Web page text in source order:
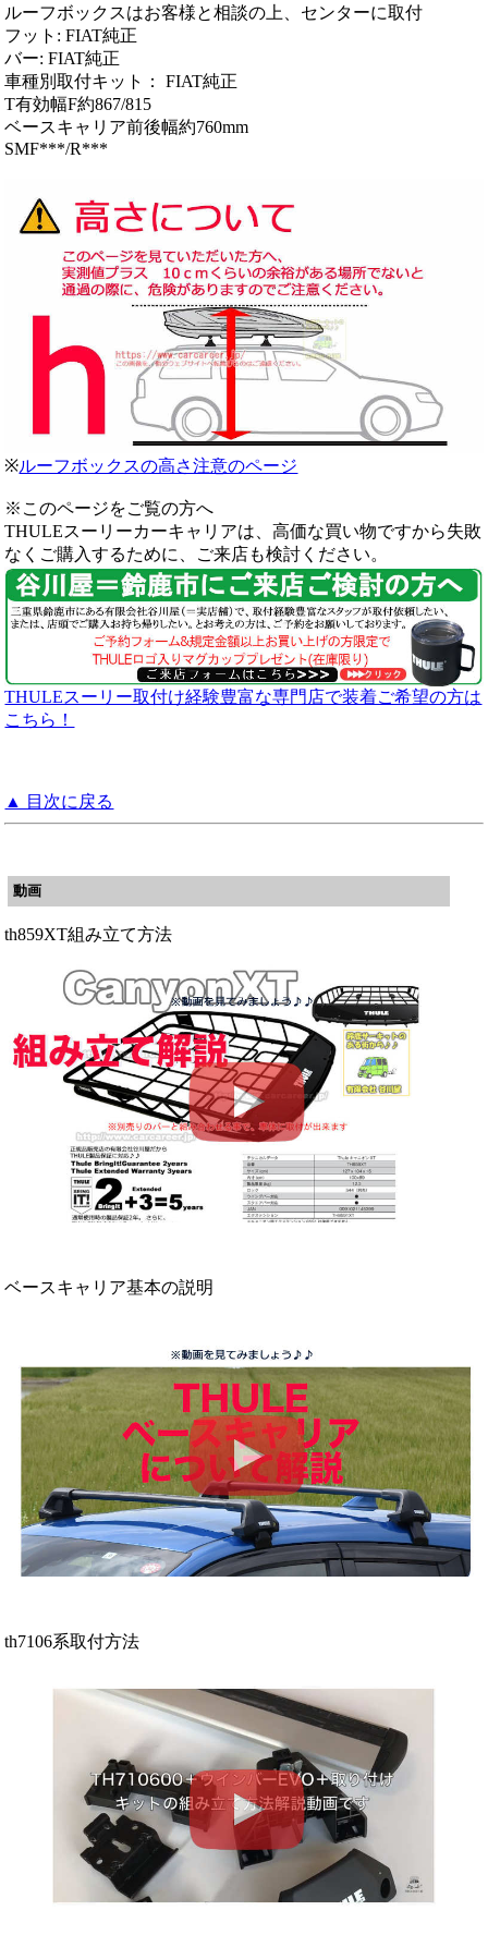
ルーフボックスはお客様と相談の上、センターに取付
フット: FIAT純正
バー: FIAT純正
車種別取付キット： FIAT純正
T有効幅F約867/815
ベースキャリア前後幅約760mm
SMF***/R***
※ルーフボックスの高さ注意のページ
※このページをご覧の方へ
THULEスーリーカーキャリアは、高価な買い物ですから失敗
なくご購入するために、ご来店も検討ください。
THULEスーリー取付け経験豊富な専門店で装着ご希望の方は
こちら！
▲ 目次に戻る
動画
th859XT組み立て方法
ベースキャリア基本の説明
th7106系取付方法